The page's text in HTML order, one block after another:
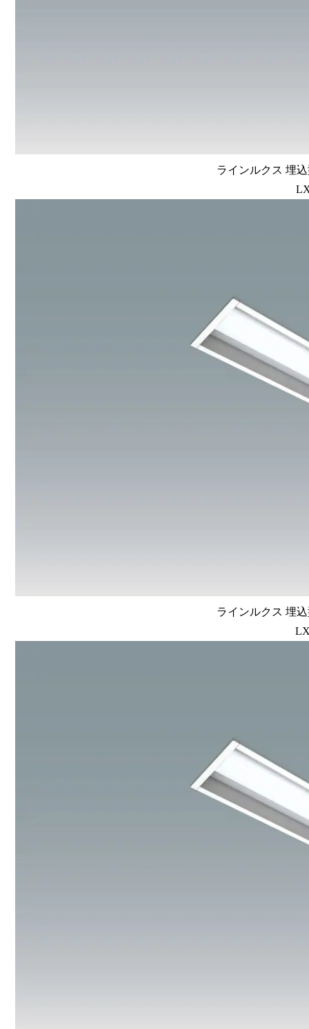
ラインルクス 埋
ラインルクス 埋